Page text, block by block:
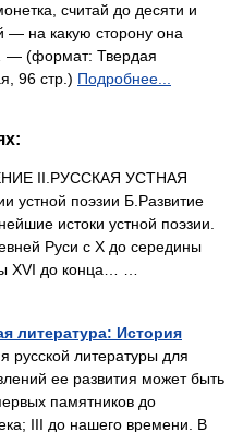
считай до десяти и
— на какую сторону она
— (формат: Твердая
96 стр.) Подробнее...
II.РУССКАЯ УСТНАЯ
устной поэзии Б.Развитие
истоки устной поэзии.
Руси с X до середины
XVI до конца… …
литература: История
русской литературы для
ее развития может быть
памятников до
III до нашего времени. В